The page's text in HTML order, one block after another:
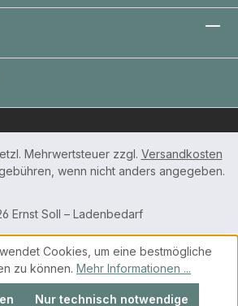
Mehrwertsteuer zzgl. Versandkosten
wenn nicht anders angegeben.
Ernst Soll – Ladenbedarf
Cookies, um eine bestmögliche
zu können. Mehr Informationen ...
Nur technisch notwendige